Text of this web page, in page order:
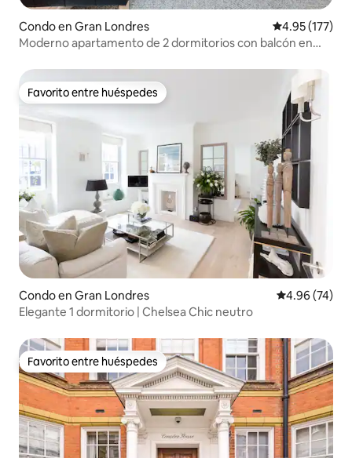
Condo en Gran Londres Calificación
4.95 (177)
Moderno apartamento de 2 dormitorios con balcón en
Favorito entre huéspedes
Favorito entre huéspedes
Condo en Gran Londres Calificación
4.96 (74)
Elegante 1 dormitorio | Chelsea Chic neutro
Favorito entre huéspedes
Favorito entre huéspedes